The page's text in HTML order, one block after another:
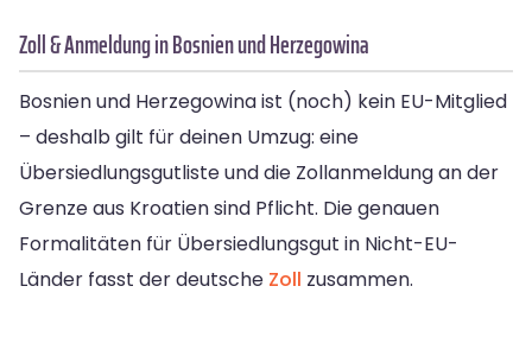
Zoll & Anmeldung in Bosnien und Herzegowina
Bosnien und Herzegowina ist (noch) kein EU-Mitglied
– deshalb gilt für deinen Umzug: eine
Übersiedlungsgutliste und die Zollanmeldung an der
Grenze aus Kroatien sind Pflicht. Die genauen
Formalitäten für Übersiedlungsgut in Nicht-EU-
Länder fasst der deutsche Zoll zusammen.